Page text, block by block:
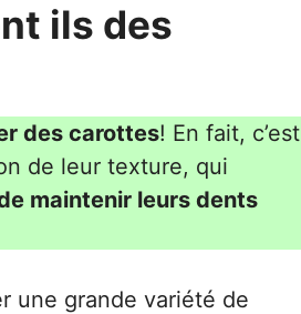
ils des
des carottes! En fait, c’est
de leur texture, qui
maintenir leurs dents
une grande variété de